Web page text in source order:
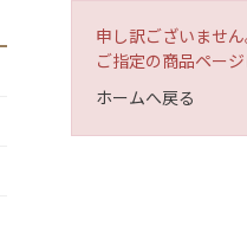
申し訳ございません
ご指定の商品ペー
ホームへ戻る